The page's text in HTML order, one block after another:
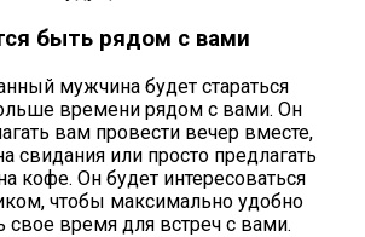
быть рядом с вами
мужчина будет стараться
времени рядом с вами. Он
вам провести вечер вместе,
свидания или просто предлагать
кофе. Он будет интересоваться
чтобы максимально удобно
свое время для встреч с вами.